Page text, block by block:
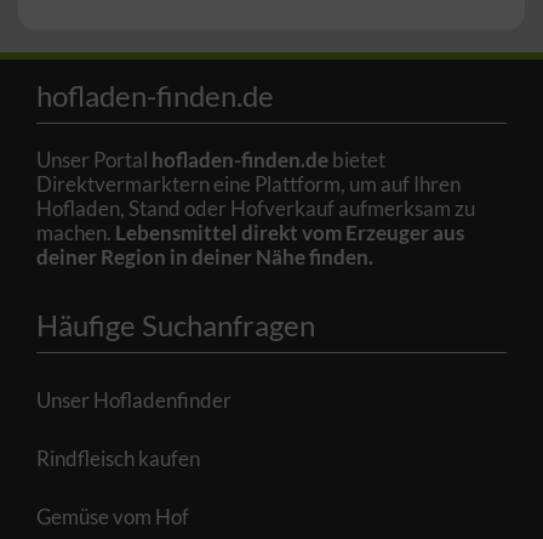
hofladen-finden.de
Unser Portal hofladen-finden.debietet
Direktvermarktern eine Plattform, um auf Ihren
Hofladen, Stand oder Hofverkauf aufmerksam zu
machen. Lebensmittel direkt vom Erzeuger aus
deiner Region in deiner Nähe finden.
Häufige Suchanfragen
Unser Hofladenfinder
Rindfleisch kaufen
Gemüse vom Hof